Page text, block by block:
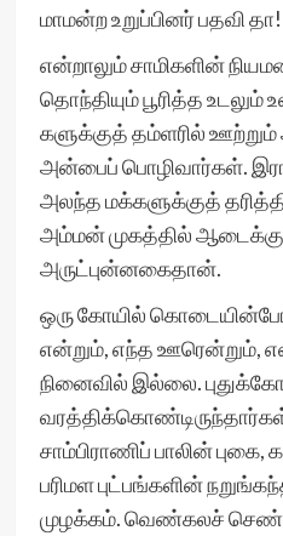
மாமன்ற உறுப்பினர் பதவி தா!
என்றாலும் சாமிகளின்
தொந்தியும் பூரித்த
களுக்குத் தம்ளரில் ஊற்றும்
அன்பைப் பொழிவார்கள்.
அலந்த மக்களுக்குத்
அம்மன் முகத்தில்
அருட்புன்னகைதான்.
ஒரு கோயில்
என்றும், எந்த ஊரென்றும்,
நினைவில் இல்லை.
சாம்பிராணிப் பாலின்
பரிமள புட்பங்களின்
முழக்கம். வெண்கலச்